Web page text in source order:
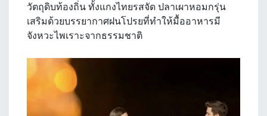
วัตถุดิบท้องถิ่น ทั้งแกงไทยรสจัด ปลาเผาหอมกรุ่น
เสริมด้วยบรรยากาศฝนโปรยที่ทำให้มื้ออาหารมี
จังหวะไพเราะจากธรรมชาติ